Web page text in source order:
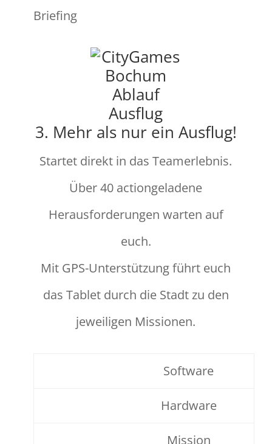
3. Mehr als nur ein Ausflug!
Startet direkt in das Teamerlebnis.
Über 40 actiongeladene
Herausforderungen warten auf
euch.
Mit GPS-Unterstützung führt euch
das Tablet durch die Stadt zu den
jeweiligen Missionen.
Software
Hardware
Mission